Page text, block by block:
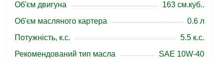
Об'єм двигуна
163 см.куб..
Об'єм масляного картера
0.6 л
Потужність, к.с.
5.5 к.с.
Рекомендований тип масла
SAE 10W-40